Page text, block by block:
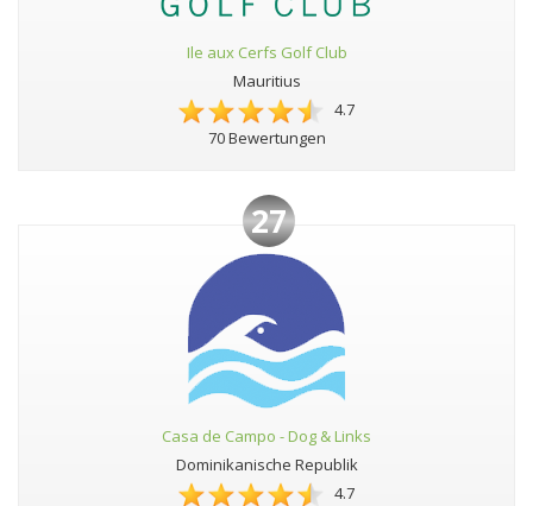
Ile aux Cerfs Golf Club
Mauritius
4.7
70 Bewertungen
27
Casa de Campo - Dog & Links
Dominikanische Republik
4.7